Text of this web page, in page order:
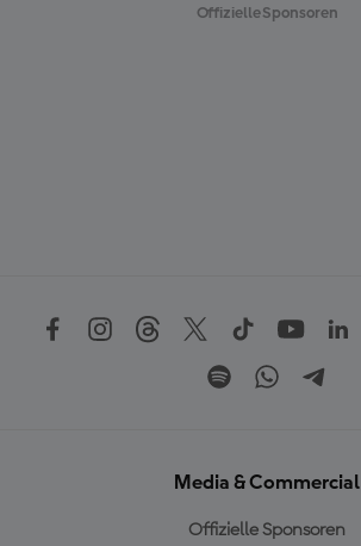
Offizielle Sponsoren
Media & Commercial
Offizielle Sponsoren